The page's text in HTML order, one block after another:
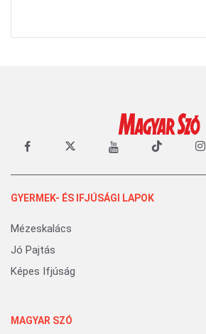
GYERMEK- ÉS IFJÚSÁGI LAPOK
Mézeskalács
Jó Pajtás
Képes Ifjúság
MAGYAR SZÓ